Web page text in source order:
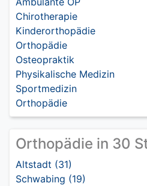
Chirotherapie
Kinderorthopädie
Orthopädie
Osteopraktik
Physikalische Medizin
Sportmedizin
Orthopädie
Orthopädie in 30
Altstadt (31)
Schwabing (19)